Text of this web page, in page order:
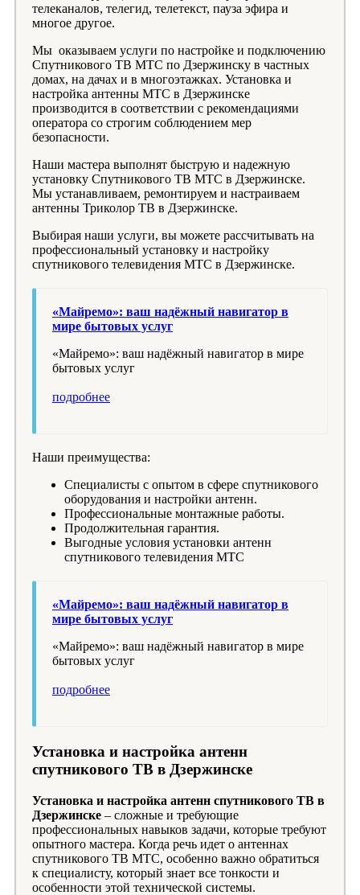
телеканалов, телегид, телетекст, пауза эфира и
многое другое.
Мы оказываем услуги по настройке и подключению
Спутникового ТВ МТС по Дзержинску в частных
домах, на дачах и в многоэтажках. Установка и
настройка антенны МТС в Дзержинске
производится в соответствии с рекомендациями
оператора со строгим соблюдением мер
безопасности.
Наши мастера выполнят быструю и надежную
установку Спутникового ТВ МТС в Дзержинске.
Мы устанавливаем, ремонтируем и настраиваем
антенны Триколор ТВ в Дзержинске.
Выбирая наши услуги, вы можете рассчитывать на
профессиональный установку и настройку
спутникового телевидения МТС в Дзержинске.
«Майремо»: ваш надёжный навигатор в
мире бытовых услуг
«Майремо»: ваш надёжный навигатор в мире
бытовых услуг
подробнее
Наши преимущества:
Специалисты с опытом в сфере спутникового
оборудования и настройки антенн.
Профессиональные монтажные работы.
Продолжительная гарантия.
Выгодные условия установки антенн
спутникового телевидения МТС
«Майремо»: ваш надёжный навигатор в
мире бытовых услуг
«Майремо»: ваш надёжный навигатор в мире
бытовых услуг
подробнее
Установка и настройка антенн
спутникового ТВ в Дзержинске
Установка и настройка антенн спутникового ТВ в
Дзержинске – сложные и требующие
профессиональных навыков задачи, которые требуют
опытного мастера. Когда речь идет о антеннах
спутникового ТВ МТС, особенно важно обратиться
к специалисту, который знает все тонкости и
особенности этой технической системы.